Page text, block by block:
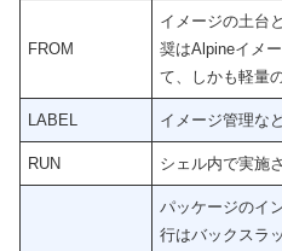
FROM
イメージの土台
奨はAlpineイメ
て、しかも軽量
LABEL イメージ管理な
RUN シェル内で実施
パッケージのイ
行はバックスラ